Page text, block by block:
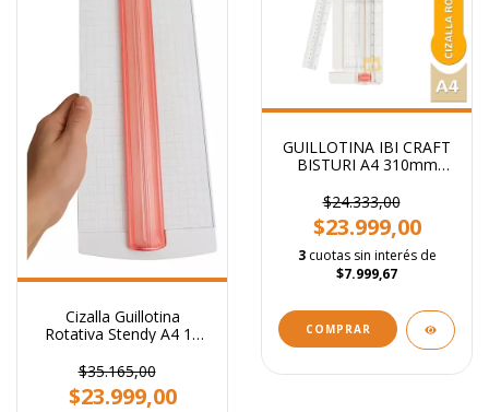
Cizalla Guillotina
Rotativa Stendy A4 12
$35.165,00
$23.999,00
GUILLOTINA IBI CRAFT
BISTURI A4 310mm
$24.333,00
$23.999,00
3 cuotas sin interés de
$7.999,67